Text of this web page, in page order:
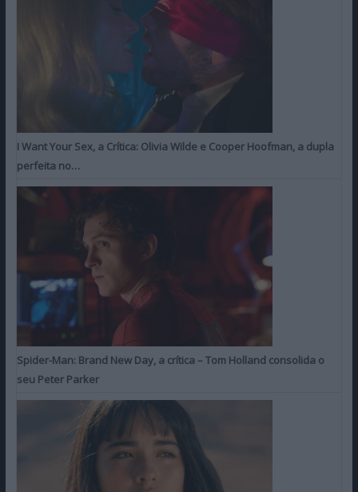
I Want Your Sex, a Crítica: Olivia Wilde e Cooper Hoofman, a dupla
perfeita no…
Spider-Man: Brand New Day, a crítica – Tom Holland consolida o
seu Peter Parker